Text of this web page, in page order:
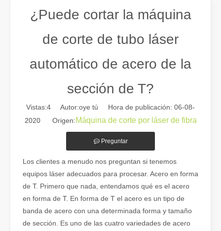
Guía 2026: Cómo las máquinas cortadoras de tubos por láser
¿Puede cortar la máquina
de corte de tubo láser
automático de acero de la
sección de T?
Vistas:4 Autor:oye tú Hora de publicación: 06-08-
2020 Origen:Máquina de corte por láser de fibra
Preguntar
Los clientes a menudo nos preguntan si tenemos
equipos láser adecuados para procesar. Acero en forma
de T. Primero que nada, entendamos qué es el acero
en forma de T. En forma de T el acero es un tipo de
banda de acero con una determinada forma y tamaño
de sección. Es uno de las cuatro variedades de acero